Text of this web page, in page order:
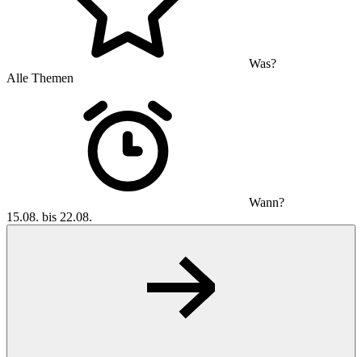
Was?
Alle Themen
Wann?
15.08. bis 22.08.